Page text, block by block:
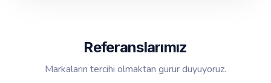
Referanslarımız
Markaların tercihi olmaktan gurur duyuyoruz.